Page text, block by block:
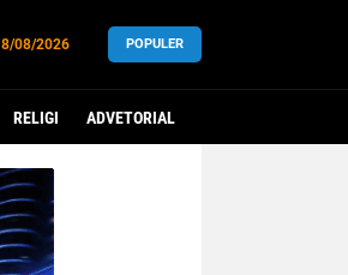
8/08/2026 POPULER
RELIGI ADVETORIAL